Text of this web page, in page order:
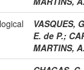
VASQUES,
E. de P.;
MARTINS,